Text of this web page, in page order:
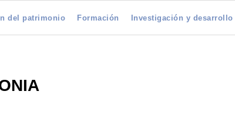
del patrimonio Formación Investigación y desarrollo